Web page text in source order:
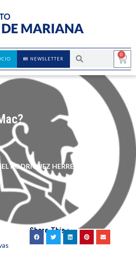
0
NEWSLETTER
RODRÍGUEZ HERRERA
Share This :